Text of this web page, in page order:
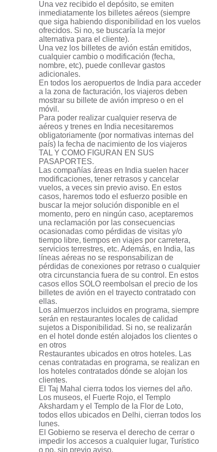
Una vez recibido el depósito, se emiten
inmediatamente los billetes aéreos (siempre
que siga habiendo disponibilidad en los vuelos
ofrecidos. Si no, se buscaría la mejor
alternativa para el cliente).
Una vez los billetes de avión están emitidos,
cualquier cambio o modificación (fecha,
nombre, etc), puede conllevar gastos
adicionales.
En todos los aeropuertos de India para acceder
a la zona de facturación, los viajeros deben
mostrar su billete de avión impreso o en el
móvil.
Para poder realizar cualquier reserva de
aéreos y trenes en India necesitaremos
obligatoriamente (por normativas internas del
país) la fecha de nacimiento de los viajeros
TAL Y COMO FIGURAN EN SUS
PASAPORTES.
Las compañías áreas en India suelen hacer
modificaciones, tener retrasos y cancelar
vuelos, a veces sin previo aviso. En estos
casos, haremos todo el esfuerzo posible en
buscar la mejor solución disponible en el
momento, pero en ningún caso, aceptaremos
una reclamación por las consecuencias
ocasionadas como pérdidas de visitas y/o
tiempo libre, tiempos en viajes por carretera,
servicios terrestres, etc. Además, en India, las
líneas aéreas no se responsabilizan de
pérdidas de conexiones por retraso o cualquier
otra circunstancia fuera de su control. En estos
casos ellos SOLO reembolsan el precio de los
billetes de avión en el trayecto contratado con
ellas.
Los almuerzos incluidos en programa, siempre
serán en restaurantes locales de calidad
sujetos a Disponibilidad. Si no, se realizarán
en el hotel donde estén alojados los clientes o
en otros
Restaurantes ubicados en otros hoteles. Las
cenas contratadas en programa, se realizan en
los hoteles contratados dónde se alojan los
clientes.
El Taj Mahal cierra todos los viernes del año.
Los museos, el Fuerte Rojo, el Templo
Akshardam y el Templo de la Flor de Loto,
todos ellos ubicados en Delhi, cierran todos los
lunes.
El Gobierno se reserva el derecho de cerrar o
impedir los accesos a cualquier lugar, Turístico
o no, sin previo aviso.